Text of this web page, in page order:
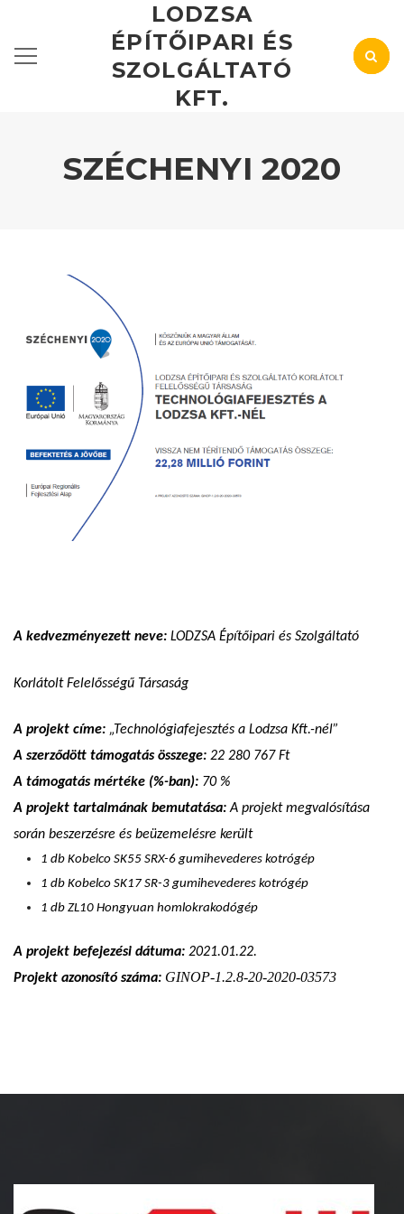
LODZSA
ÉPÍTŐIPARI ÉS
SZOLGÁLTATÓ
KFT.
SZÉCHENYI 2020
A kedvezményezett neve: LODZSA Építőipari és Szolgáltató
Korlátolt Felelősségű Társaság
A projekt címe: „Technológiafejesztés a Lodzsa Kft.-nél”
A szerződött támogatás összege: 22 280 767 Ft
A támogatás mértéke (%-ban): 70 %
A projekt tartalmának bemutatása:A projekt megvalósítása
során beszerzésre és beüzemelésre került
1 db Kobelco SK55 SRX-6 gumihevederes kotrógép
1 db Kobelco SK17 SR-3 gumihevederes kotrógép
1 db ZL10 Hongyuan homlokrakodógép
A projekt befejezési dátuma: 2021.01.22.
Projekt azonosító száma: GINOP-1.2.8-20-2020-03573